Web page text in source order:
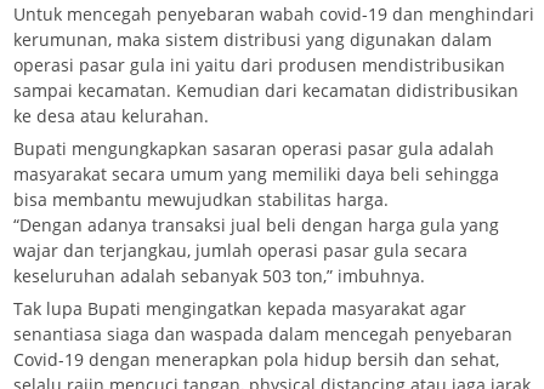
Untuk mencegah penyebaran wabah covid-19 dan menghindari
kerumunan, maka sistem distribusi yang digunakan dalam
operasi pasar gula ini yaitu dari produsen mendistribusikan
sampai kecamatan. Kemudian dari kecamatan didistribusikan
ke desa atau kelurahan.
Bupati mengungkapkan sasaran operasi pasar gula adalah
masyarakat secara umum yang memiliki daya beli sehingga
bisa membantu mewujudkan stabilitas harga.
“Dengan adanya transaksi jual beli dengan harga gula yang
wajar dan terjangkau, jumlah operasi pasar gula secara
keseluruhan adalah sebanyak 503 ton,” imbuhnya.
Tak lupa Bupati mengingatkan kepada masyarakat agar
senantiasa siaga dan waspada dalam mencegah penyebaran
Covid-19 dengan menerapkan pola hidup bersih dan sehat,
selalu rajin mencuci tangan, physical distancing atau jaga jarak